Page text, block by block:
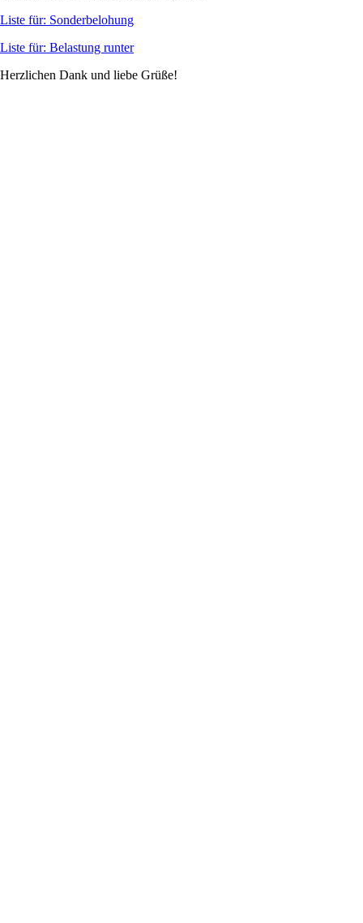
Liste für: Sonderbelohung
Liste für: Belastung runter
Herzlichen Dank und liebe Grüße!